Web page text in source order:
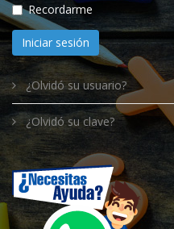
Recordarme
Iniciar sesión
¿Olvidó su usuario?
¿Olvidó su clave?